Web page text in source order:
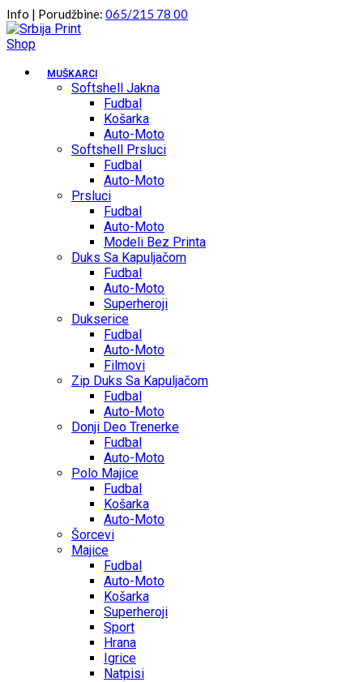
Skip
to
content
Info | Porudžbine: 065/215 78 00
MUŠKARCI
Softshell Jakna
Fudbal
Košarka
Auto-Moto
Softshell Prsluci
Fudbal
Auto-Moto
Prsluci
Fudbal
Auto-Moto
Modeli Bez Printa
Duks Sa Kapuljačom
Fudbal
Auto-Moto
Superheroji
Dukserice
Fudbal
Auto-Moto
Filmovi
Zip Duks Sa Kapuljačom
Fudbal
Auto-Moto
Donji Deo Trenerke
Fudbal
Auto-Moto
Polo Majice
Fudbal
Košarka
Auto-Moto
Šorcevi
Majice
Fudbal
Auto-Moto
Košarka
Superheroji
Sport
Hrana
Igrice
Natpisi